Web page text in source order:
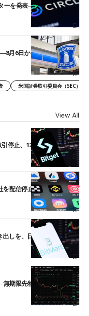
ーを発表――ブラックロッ
月6日からJPYCやUSDC対
米国証券取引委員会（SEC）
View All
停止、12月末に強制決済
を配信停止──OKXやバイビ
しを、日本人利用者も対
期限先物を生んだ11年に